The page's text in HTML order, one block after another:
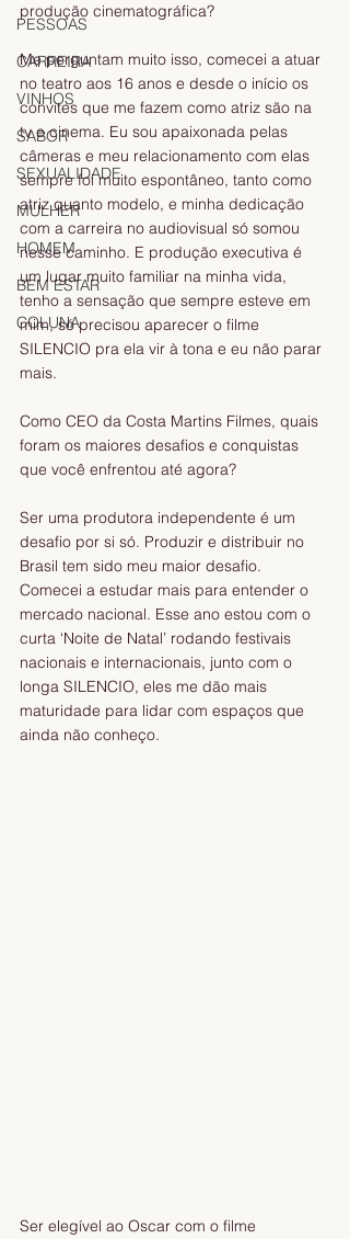
PESSOAS
CARREIRA
VINHOS
SABOR
SEXUALIDADE
MULHER
HOMEM
BEM ESTAR
COLUNA
produção cinematográfica?
Me perguntam muito isso, comecei a atuar
no teatro aos 16 anos e desde o início os
convites que me fazem como atriz são na
tv e cinema. Eu sou apaixonada pelas
câmeras e meu relacionamento com elas
sempre foi muito espontâneo, tanto como
atriz quanto modelo, e minha dedicação
com a carreira no audiovisual só somou
nesse caminho. E produção executiva é
um lugar muito familiar na minha vida,
tenho a sensação que sempre esteve em
mim, só precisou aparecer o filme
SILENCIO pra ela vir à tona e eu não parar
mais.
Como CEO da Costa Martins Filmes, quais
foram os maiores desafios e conquistas
que você enfrentou até agora?
Ser uma produtora independente é um
desafio por si só. Produzir e distribuir no
Brasil tem sido meu maior desafio.
Comecei a estudar mais para entender o
mercado nacional. Esse ano estou com o
curta ‘Noite de Natal’ rodando festivais
nacionais e internacionais, junto com o
longa SILENCIO, eles me dão mais
maturidade para lidar com espaços que
ainda não conheço.
Ser elegível ao Oscar com o filme